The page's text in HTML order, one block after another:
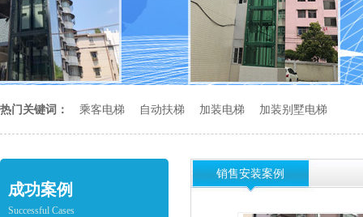
热门关键词： 乘客电梯 自动扶梯 加装电梯 加装别墅电梯
成功案例
Successful Cases
销售安装案例